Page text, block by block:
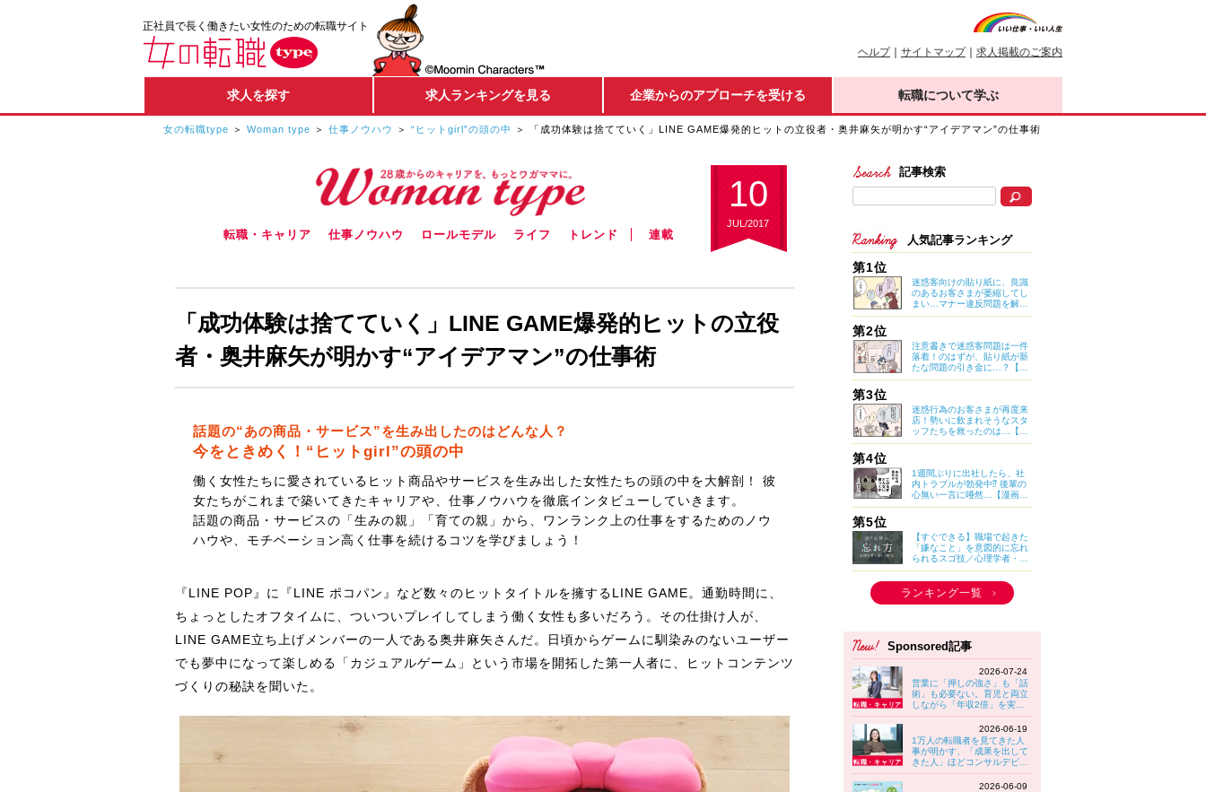
正社員で長く働きたい女性のための転職サイト
ヘルプ｜ サイトマップ｜ 求人掲載のご案内
求人を探す 求人ランキングを見る 企業からのアプローチを受ける 転職について学ぶ
女の転職type Woman type 仕事ノウハウ “ヒットgirl”の頭の中 「成功体験は捨てていく」LINE GAME爆発的ヒットの立役者・奥井麻矢が明かす“アイデアマン”の仕事術
転職・キャリア 仕事ノウハウ ロールモデル ライフ トレンド 連載
10
JUL/2017
「成功体験は捨てていく」LINE GAME爆発的ヒットの立役
者・奥井麻矢が明かす“アイデアマン”の仕事術
話題の“あの商品・サービス”を生み出したのはどんな人？
今をときめく！“ヒットgirl”の頭の中
働く女性たちに愛されているヒット商品やサービスを生み出した女性たちの頭の中を大解剖！ 彼
女たちがこれまで築いてきたキャリアや、仕事ノウハウを徹底インタビューしていきます。
話題の商品・サービスの「生みの親」「育ての親」から、ワンランク上の仕事をするためのノウ
ハウや、モチベーション高く仕事を続けるコツを学びましょう！
『LINE POP』に『LINE ポコパン』など数々のヒットタイトルを擁するLINE GAME。通勤時間に、
ちょっとしたオフタイムに、ついついプレイしてしまう働く女性も多いだろう。その仕掛け人が、
LINE GAME立ち上げメンバーの一人である奥井麻矢さんだ。日頃からゲームに馴染みのないユーザー
でも夢中になって楽しめる「カジュアルゲーム」という市場を開拓した第一人者に、ヒットコンテンツ
づくりの秘訣を聞いた。
記事検索
人気記事ランキング
第1位
迷惑客向けの貼り紙に、良識
のあるお客さまが萎縮してし
まい…マナー違反問題を解決
したのは意外なアイデア？
第2位
注意書きで迷惑客問題は一件
落着！のはずが、貼り紙が新
たな問題の引き金に…？【マ
イカのアパレル日記 by ぼの
第3位
迷惑行為のお客さまが再度来
店！勢いに飲まれそうなスタ
ッフたちを救ったのは…【マ
イカのアパレル日記 by ぼの
第4位
1週間ぶりに出社したら、社
内トラブルが勃発中⁉ 後輩の
心無い一言に唖然…【漫画：
妊娠しないのは、誰のせ
第5位
【すぐできる】職場で起きた
「嫌なこと」を意図的に忘れ
られるスゴ技／心理学者・小
林正法さん
ランキング一覧
Sponsored記事
2026-07-24
営業に「押しの強さ」も「話
術」も必要ない。育児と両立
しながら「年収2倍」を実現
する女性が実践していること
2026-06-19
1万人の転職者を見てきた人
事が明かす、「成果を出して
きた人」ほどコンサルデビュ
ーでつまずきやすい理由
2026-06-09